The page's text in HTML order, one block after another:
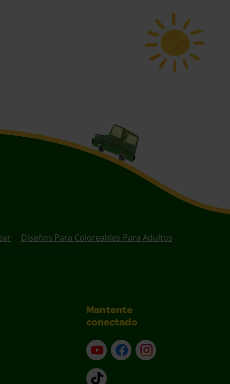
Diseños Para Coloreables Para Adultos
Mantente
conectado
YouTube (en inglés)
Facebook (en inglés)
Instagram (en
TikTok